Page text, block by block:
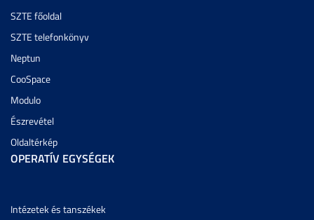
SZTE főoldal
SZTE telefonkönyv
Neptun
CooSpace
Modulo
Észrevétel
Oldaltérkép
OPERATÍV EGYSÉGEK
Intézetek és tanszékek